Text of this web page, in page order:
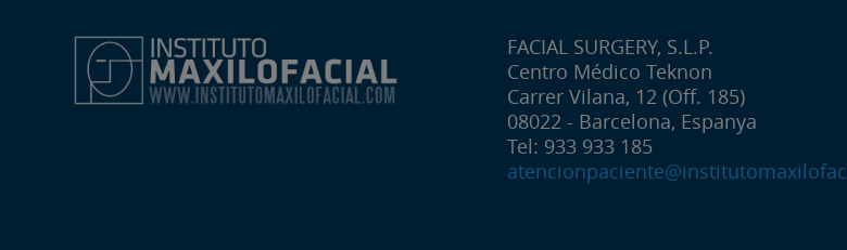
FACIAL SURGERY, S.L.P.
Centro Médico Teknon
Carrer Vilana, 12 (Off. 185)
08022 - Barcelona, Espanya
Tel: 933 933 185